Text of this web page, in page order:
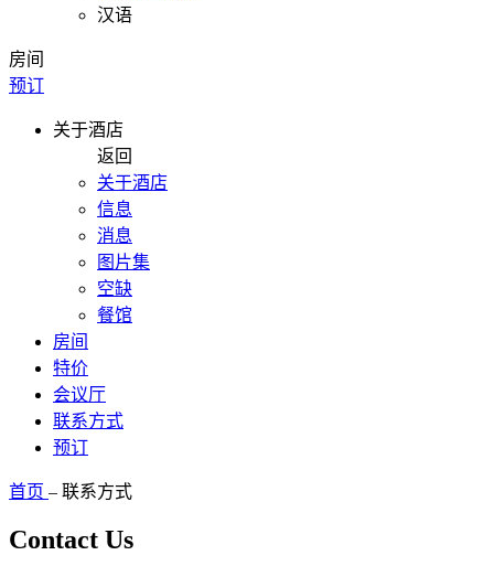
汉语
房间
预订
关于酒店
返回
关于酒店
信息
消息
图片集
空缺
餐馆
房间
特价
会议厅
联系方式
预订
首页 – 联系方式
Contact Us